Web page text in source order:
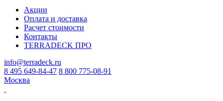
Акции
Оплата и доставка
Расчет стоимости
Контакты
TERRADECK ПРО
info@terradeck.ru
8 495 649-84-47 8 800 775-08-91
Москва